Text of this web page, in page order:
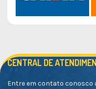
CENTRAL DE
Entre em contato conosco